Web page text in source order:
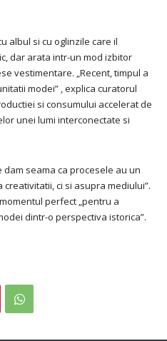
albul si cu oglinzile care il
dar arata intr-un mod izbitor
vestimentare. „Recent, timpul a
modei” , explica curatorul
si consumului accelerat de
unei lumi interconectate si
dam seama ca procesele au un
ci si asupra mediului”.
perfect „pentru a
dintr-o perspectiva istorica”.